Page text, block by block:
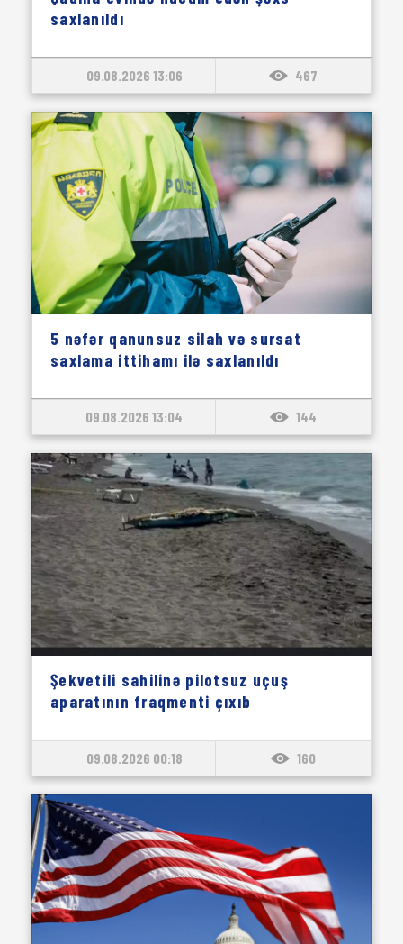
saxlanıldı
09.08.2026 13:06 467
5 nəfər qanunsuz silah və sursat
saxlama ittihamı ilə saxlanıldı
09.08.2026 13:04 144
Şekvetili sahilinə pilotsuz uçuş
aparatının fraqmenti çıxıb
09.08.2026 00:18 160